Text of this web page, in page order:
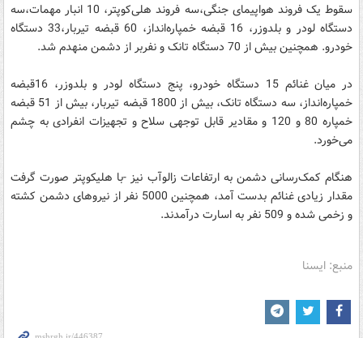
سقوط یک فروند هواپیمای جنگی،سه فروند هلی‌کوپتر، 10 انبار مهمات،سه
دستگاه لودر و بلدوزر، 16 قبضه خمپاره‌انداز، 60 قبضه تیربار،33 دستگاه
خودرو. همچنین بیش از 70 دستگاه تانک و نفربر از دشمن منهدم شد.
در میان غنائم 15 دستگاه خودرو، پنج دستگاه لودر و بلدوزر، 16قبضه
خمپاره‌انداز، سه دستگاه تانک، بیش از 1800 قبضه تیربار، بیش از 51 قبضه
خمپاره 80 و 120 و مقادیر قابل توجهی سلاح و تجهیزات انفرادی به چشم
می‌خورد.
هنگام کمک‌رسانی دشمن به ارتفاعات زالوآب نیز -با هلیکوپتر صورت گرفت
مقدار زیادی غنائم بدست آمد، همچنین 5000 نفر از نیروهای دشمن کشته
و زخمی شده و 509 نفر به اسارت درآمدند.
منبع: ایسنا